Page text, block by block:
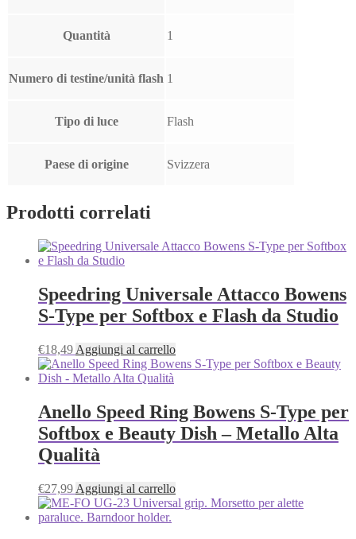
Quantità 1
Numero di testine/unità flash 1
Tipo di luce Flash
Paese di origine Svizzera
Prodotti correlati
Speedring Universale Attacco Bowens
S-Type per Softbox e Flash da Studio
€18,49 Aggiungi al carrello
Anello Speed Ring Bowens S-Type per
Softbox e Beauty Dish – Metallo Alta
Qualità
€27,99 Aggiungi al carrello